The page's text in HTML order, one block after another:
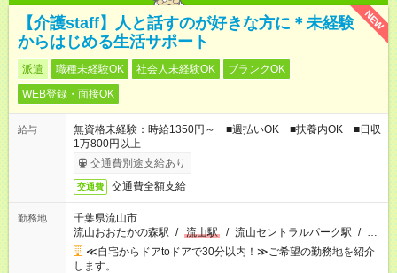
NEW
【介護staff】人と話すのが好きな方に＊未経験
からはじめる生活サポート
派遣 職種未経験OK 社会人未経験OK
ブランクOK
WEB登録・面接OK
給与
無資格未経験：時給1350円～ ■週払いOK ■扶養内OK ■日収
1万800円以上
交通費別途支給あり
交通費 交通費全額支給
勤務地
千葉県流山市
流山おおたかの森駅 / 流山駅 / 流山セントラルパーク駅 / …
≪自宅からドアtoドアで30分以内！≫ご希望の勤務地を紹介
します。